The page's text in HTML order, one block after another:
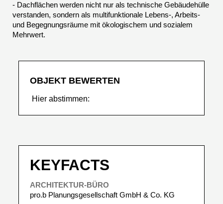
- Dachflächen werden nicht nur als technische Gebäudehülle
verstanden, sondern als multifunktionale Lebens-, Arbeits-
und Begegnungsräume mit ökologischem und sozialem
Mehrwert.
OBJEKT BEWERTEN
Hier abstimmen:
KEYFACTS
ARCHITEKTUR-BÜRO
pro.b Planungsgesellschaft GmbH & Co. KG